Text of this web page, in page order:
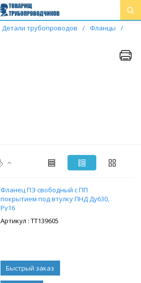
Детали трубопроводов / Фланцы
/
Фланец ПЭ свободный с ПП
покрытием под втулку ПНД Ду630,
Ру16
: ТТ139605